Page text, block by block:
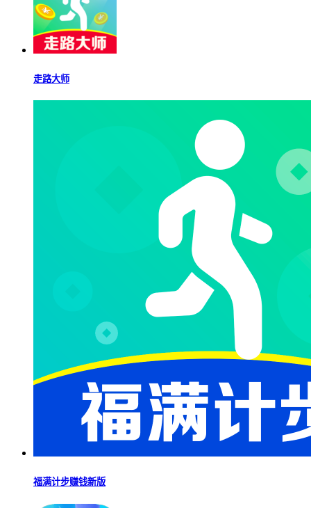
走路大师
福满计步赚钱新版